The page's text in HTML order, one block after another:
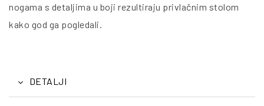
nogama s detaljima u boji rezultiraju privlačnim stolom
kako god ga pogledali.
DETALJI